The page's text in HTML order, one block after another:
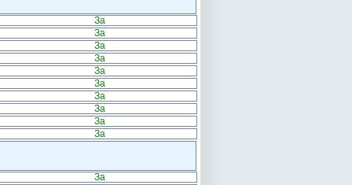
За
За
За
За
За
За
За
За
За
За
За